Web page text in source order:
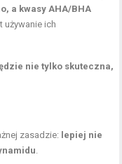
a kwasy AHA/BHA
używanie ich
nie tylko skuteczna,
zasadzie: lepiej nie